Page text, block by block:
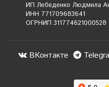
ИП Лебеденко Людмила
ИНН 771709683641
ОГРНИП 311774621000528
ВКонтакте